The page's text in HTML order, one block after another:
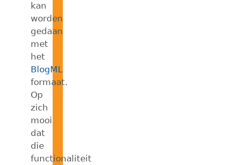
kan
worden
gedaan
met
het
BlogML
formaat.
Op
zich
mooi
dat
die
functionaliteit